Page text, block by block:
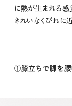
に熱が生まれる感
きれいなくびれに
①膝立ちで脚を腰